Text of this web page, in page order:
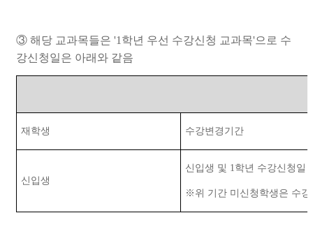
③ 해당 교과목들은 '1학년 우선 수강신청 교과목'으로 수
강신청일은 아래와 같음
재학생 수강변경기간
신입생
신입생 및 1 학년 수강신청일
※위 기간 미신청학생은 수